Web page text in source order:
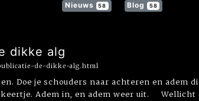
Nieuws 58 Blog 58
dikke alg
de-dikke-alg.html
Doe je schouders naar achteren en adem
Adem in, en adem weer uit. Wellicht